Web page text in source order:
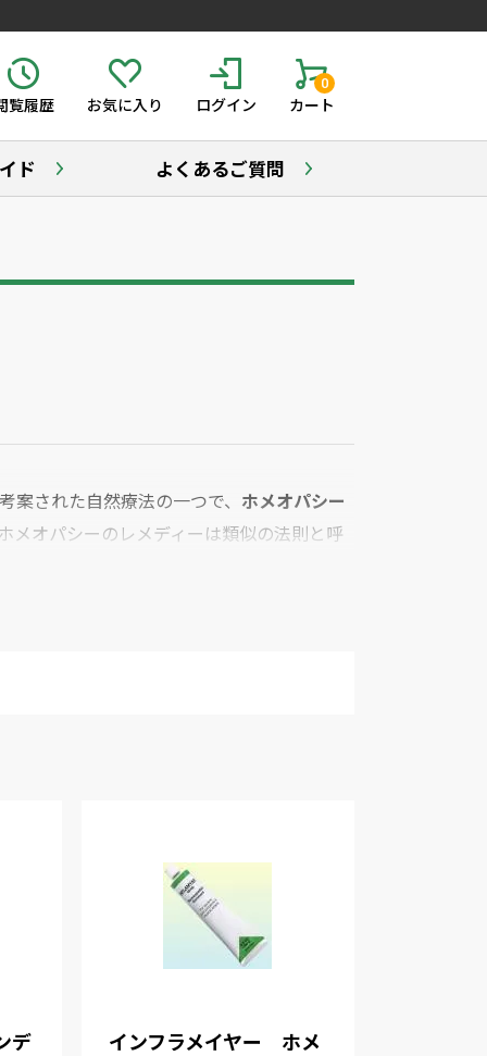
覧履歴 お気に入り ログイン
0
カート
ド よくあるご質問
された自然療法の一つで、 ホメオパシー
メオパシーのレメディーは類似の法則と呼
デ
インフラメイヤー ホメ